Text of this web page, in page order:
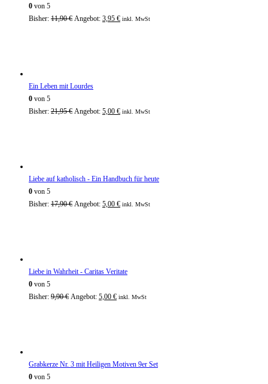
0 von 5
Bisher: 11,90€ Angebot: 3,95 € inkl. MwSt
Ein Leben mit Lourdes
0 von 5
Bisher: 21,95€ Angebot: 5,00 € inkl. MwSt
Liebe auf katholisch - Ein Handbuch für heute
0 von 5
Bisher: 17,90€ Angebot: 5,00 € inkl. MwSt
Liebe in Wahrheit - Caritas Veritate
0 von 5
Bisher: 9,90€ Angebot: 5,00 € inkl. MwSt
Grabkerze Nr. 3 mit Heiligen Motiven 9er Set
0 von 5